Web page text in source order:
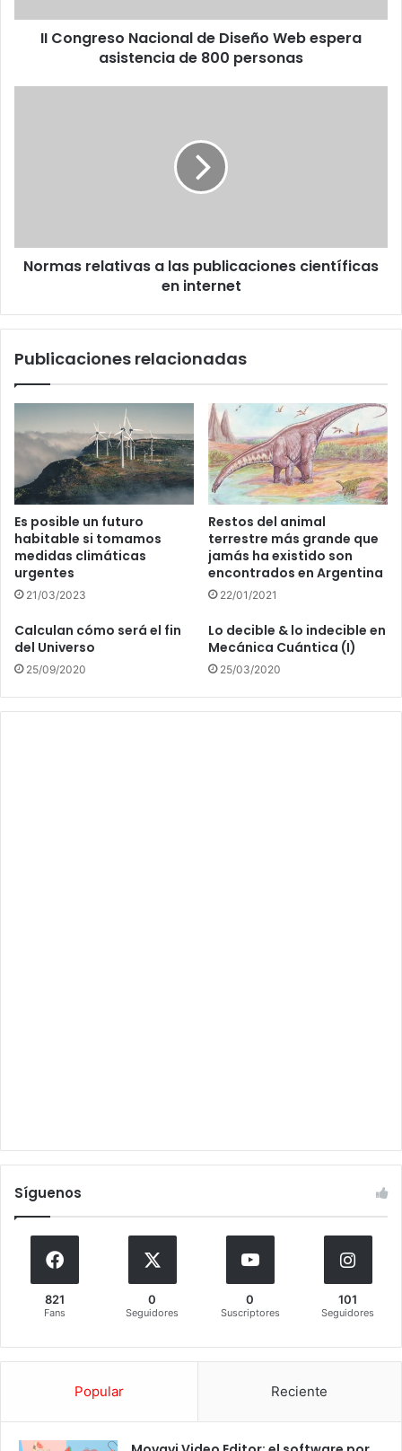
de
II Congreso Nacional de Diseño Web espera
asistencia de 800 personas
Normas relativas a las publicaciones científicas
en internet
Publicaciones relacionadas
Es posible un futuro
habitable si tomamos
medidas climáticas
urgentes
21/03/2023
Restos del animal
terrestre más grande que
jamás ha existido son
encontrados en Argentina
22/01/2021
Calculan cómo será el fin
del Universo
25/09/2020
Lo decible & lo indecible en
Mecánica Cuántica (I)
25/03/2020
Síguenos
821
Fans
0
Seguidores
0
Suscriptores
101
Seguidores
Popular Reciente